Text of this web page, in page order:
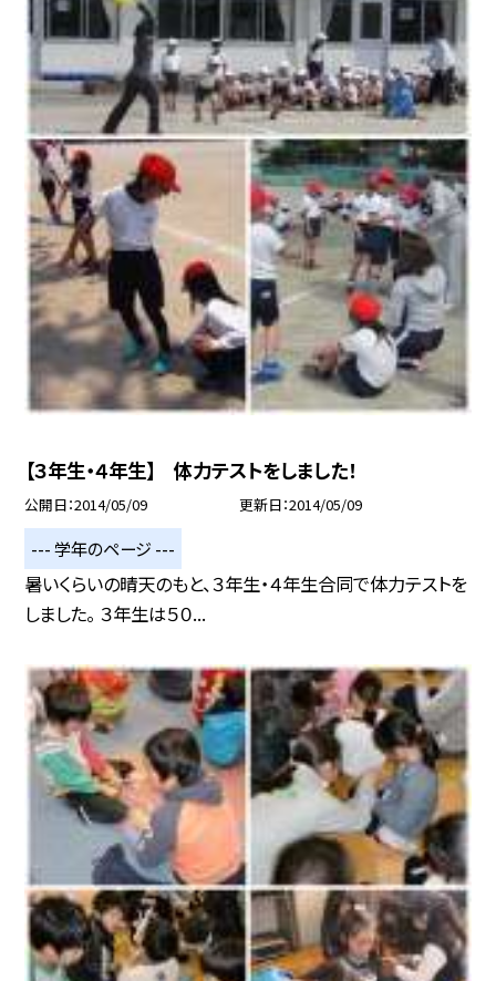
【３年生・４年生】 体力テストをしました！
公開日 2014/05/09 更新日 2014/05/09
--- 学年のページ ---
暑いくらいの晴天のもと、３年生・４年生合同で体力テストを
しました。 ３年生は５０...